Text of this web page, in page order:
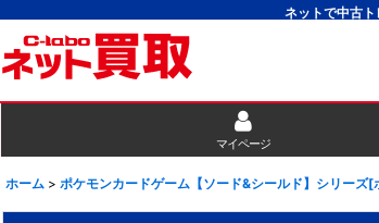
ネットで中古
マイページ
ホーム > ポケモンカードゲーム【ソード&シールド】シリーズ[